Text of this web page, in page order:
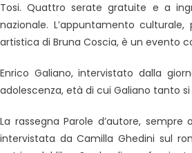
Tosi. Quattro serate gratuite e a
nazionale. L’appuntamento
artistica di Bruna Coscia, è un evento
Enrico Galiano, intervistato dalla
adolescenza, età di cui Galiano tanto
La rassegna Parole d’autore,
intervistata da Camilla Ghedini sul